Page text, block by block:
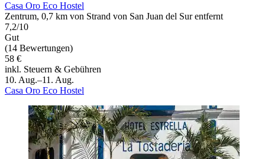
Casa Oro Eco Hostel
Zentrum, 0,7 km von Strand von San Juan del Sur entfernt
7,2/10
Gut
(14 Bewertungen)
58 €
inkl. Steuern & Gebühren
10. Aug.–11. Aug.
Casa Oro Eco Hostel